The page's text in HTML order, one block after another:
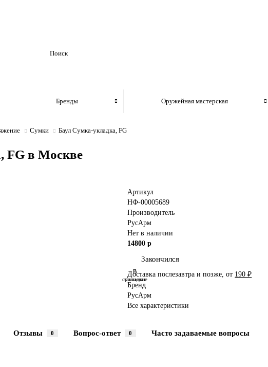
Бренды Оружейная мастерская
Сумки Баул Сумка-укладка, FG
FG в Москве
Артикул
НФ-00005689
Производитель
РусАрм
Нет в наличии
14800 р
Закончился
В
закладки
В
сравнение
Доставка послезавтра и позже, от 190 ₽
Бренд
РусАрм
Все характеристики
Отзывы 0 Вопрос-ответ 0 Часто задаваемые вопросы